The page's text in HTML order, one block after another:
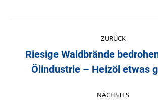
ZURÜCK
Vorheriger
Beitrag:
Riesige Waldbrände
Ölindustrie – Heizöl etwas
NÄCHSTES